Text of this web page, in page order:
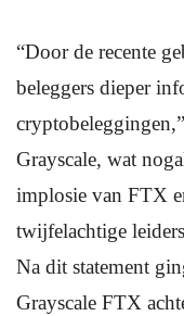
“Door de recente
beleggers dieper
Grayscale, wat
implosie van FTX
twijfelachtige
Na dit statement
Grayscale FTX